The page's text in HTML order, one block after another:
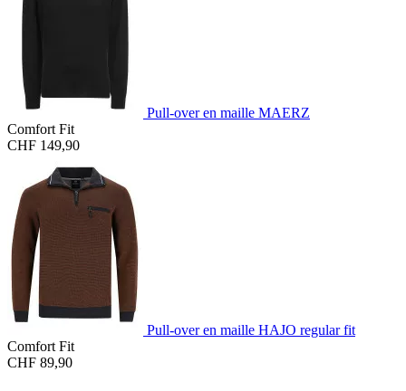
Pull-over en maille MAERZ
Comfort Fit
CHF 149,90
Pull-over en maille HAJO regular fit
Comfort Fit
CHF 89,90